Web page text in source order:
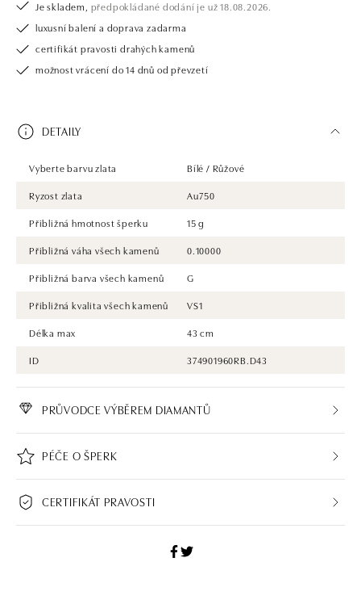
Je skladem, předpokládané dodání je už 18.08.2026.
luxusní balení a doprava zadarma
certifikát pravosti drahých kamenů
možnost vrácení do 14 dnů od převzetí
DETAILY
Vyberte barvu zlata
Bílé / Růžové
Ryzost zlata
Au750
Přibližná hmotnost šperku
15 g
Přibližná váha všech kamenů
0.10000
Přibližná barva všech kamenů
G
Přibližná kvalita všech kamenů
VS1
Délka max
43 cm
ID
374901960RB.D43
PRŮVODCE VÝBĚREM DIAMANTŮ
PÉČE O ŠPERK
CERTIFIKÁT PRAVOSTI